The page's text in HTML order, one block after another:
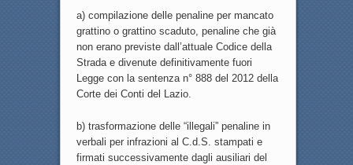
a) compilazione delle penaline per mancato
grattino o grattino scaduto, penaline che già
non erano previste dall’attuale Codice della
Strada e divenute definitivamente fuori
Legge con la sentenza n° 888 del 2012 della
Corte dei Conti del Lazio.
b) trasformazione delle “illegali” penaline in
verbali per infrazioni al C.d.S. stampati e
firmati successivamente dagli ausiliari del